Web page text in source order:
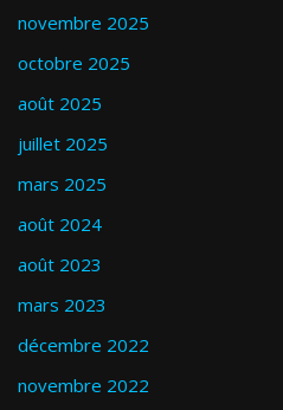
novembre 2025
octobre 2025
août 2025
juillet 2025
mars 2025
août 2024
août 2023
mars 2023
décembre 2022
novembre 2022